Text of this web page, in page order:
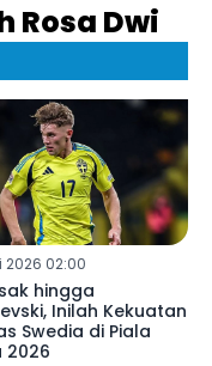
Rosa Dwi
2026 02:00
hingga
Inilah Kekuatan
Swedia di Piala
2026